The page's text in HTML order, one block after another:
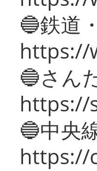
🔵鉄道
https://
🔵さん
https://
🔵中央
https://